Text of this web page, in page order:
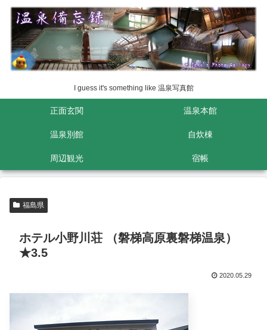
I guess it's something like 温泉写真館
正面玄関 温泉本館
温泉別館 自炊棟
周辺観光 宿帳
福島県
ホテル小野川荘 （磐梯高原裏磐梯温泉）
★3.5
2020.05.29